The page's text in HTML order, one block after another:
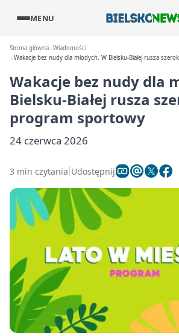
MENU
Strona główna Wiadomości
Wakacje bez nudy dla młodych. W Bielsku-Białej rusza
Wakacje bez nudy dla
Bielsku-Białej rusza
program sportowy
24 czerwca 2026
3 min czytania Udostępnij